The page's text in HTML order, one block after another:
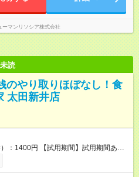
ーマンリソシア株式会社
未読
のやり取りほぼなし！食
太田新井店
間】試用期間あり
用形態、給与は本採用時と同じです。
※条件変更なし）ですが、切り上げで